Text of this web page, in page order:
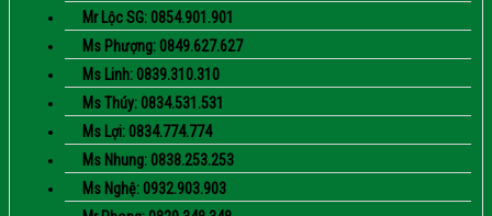
Mr Lộc SG: 0854.901.901
Ms Phượng: 0849.627.627
Ms Linh: 0839.310.310
Ms Thúy: 0834.531.531
Ms Lợi: 0834.774.774
Ms Nhung: 0838.253.253
Ms Nghệ: 0932.903.903